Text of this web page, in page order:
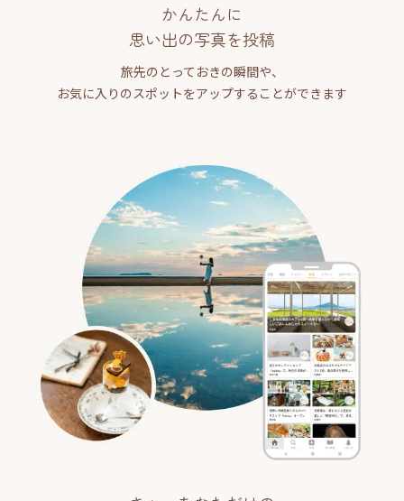
かんたんに
思い出の写真を投稿
旅先のとっておきの瞬間や、
お気に入りのスポットをアップすることができます